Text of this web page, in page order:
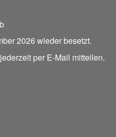
2026 wieder besetzt.
per E-Mail mitteilen.